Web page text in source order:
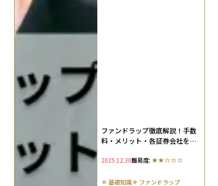
ファンドラップ徹底解説！手数
料・メリット・各証券会社を初
2025.12.30難易度:
＃ 基礎知識＃ ファンドラップ